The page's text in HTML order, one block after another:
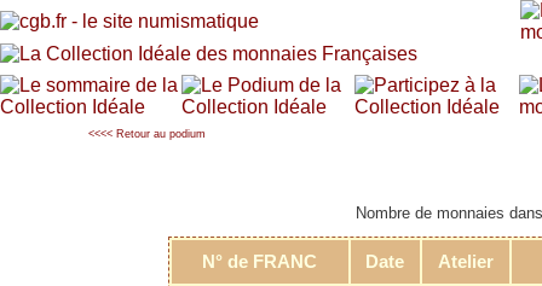
<<<< Retour au podium
Nombre de monnaies
N° de FRANC Date
Atelier